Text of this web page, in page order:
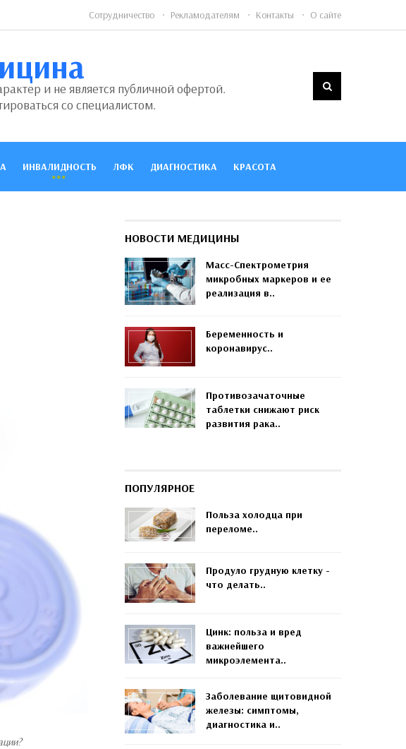
Сотрудничество Рекламодателям Контакты О сайте
и не является публичной офертой.
со специалистом.
ИНВАЛИДНОСТЬ ЛФК ДИАГНОСТИКА КРАСОТА
НОВОСТИ МЕДИЦИНЫ
Масс-Спектрометрия
микробных маркеров и ее
реализация в..
Беременность и
коронавирус..
Противозачаточные
таблетки снижают риск
развития рака..
ПОПУЛЯРНОЕ
Польза холодца при
переломе..
Продуло грудную клетку -
что делать..
Цинк: польза и вред
важнейшего
микроэлемента..
Заболевание щитовидной
железы: симптомы,
диагностика и..